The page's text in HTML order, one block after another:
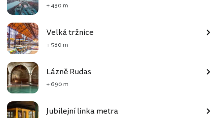
+ 430 m
Velká tržnice
+ 580 m
Lázně Rudas
+ 690 m
Jubilejní linka metra